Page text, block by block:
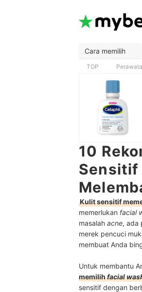
Cara memilih
TOP
10
Sensitif
Kulit sensitif
memerlukan facial
masalah acne, ada
merek pencuci
membuat Anda
Untuk membantu
memilihfacial
sensitif dengan